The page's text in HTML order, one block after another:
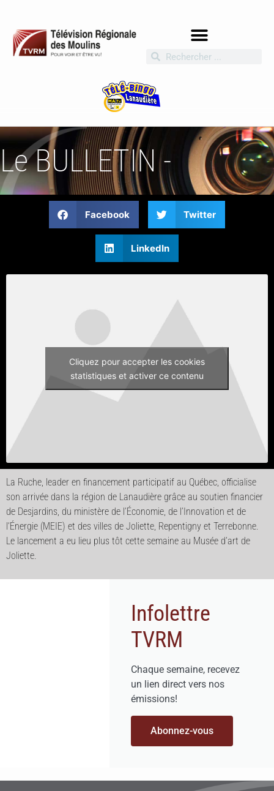
Le BULLETIN -
Facebook Twitter
LinkedIn
Cliquez pour accepter les cookies
statistiques et activer ce contenu
La Ruche, leader en financement participatif au Québec, officialise
son arrivée dans la région de Lanaudière grâce au soutien financier
de Desjardins, du ministère de l’Économie, de l’Innovation et de
l‘Énergie (MEIE) et des villes de Joliette, Repentigny et Terrebonne.
Le lancement a eu lieu plus tôt cette semaine au Musée d’art de
Joliette.
Infolettre
TVRM
Chaque semaine, recevez
un lien direct vers nos
émissions!
Abonnez-vous